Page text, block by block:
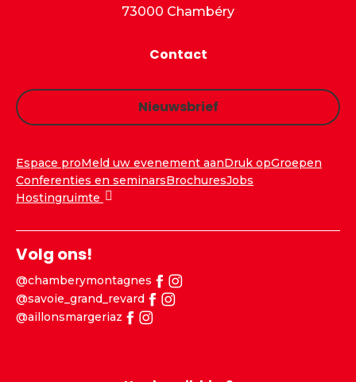
73000 Chambéry
Contact
Nieuwsbrief
Espace proMeld uw evenement aanDruk opGroepen
Conferenties en seminarsBrochuresJobs
Hostingruimte
Volg ons!
@chamberymontagnes
@savoie_grand_revard
@aillonsmargeriaz